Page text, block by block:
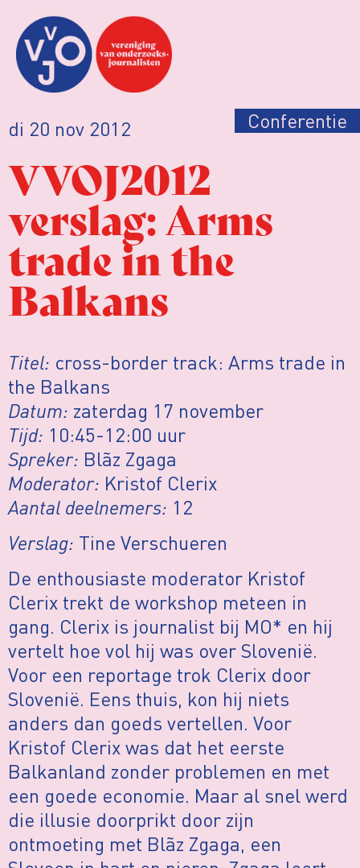
di 20 nov 2012 Conferentie
VVOJ2012
verslag: Arms
trade in the
Balkans
Titel: cross-border track: Arms trade in
the Balkans
Datum: zaterdag 17 november
Tijd: 10:45-12:00 uur
Spreker: Blãz Zgaga
Moderator: Kristof Clerix
Aantal deelnemers: 12
Verslag: Tine Verschueren
De enthousiaste moderator Kristof
Clerix trekt de workshop meteen in
gang. Clerix is journalist bij MO* en hij
vertelt hoe vol hij was over Slovenië.
Voor een reportage trok Clerix door
Slovenië. Eens thuis, kon hij niets
anders dan goeds vertellen. Voor
Kristof Clerix was dat het eerste
Balkanland zonder problemen en met
een goede economie. Maar al snel werd
die illusie doorprikt door zijn
ontmoeting met Blãz Zgaga, een